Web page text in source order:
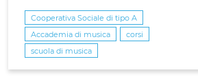
Cooperativa Sociale di tipo A
Accademia di musica
corsi
scuola di musica